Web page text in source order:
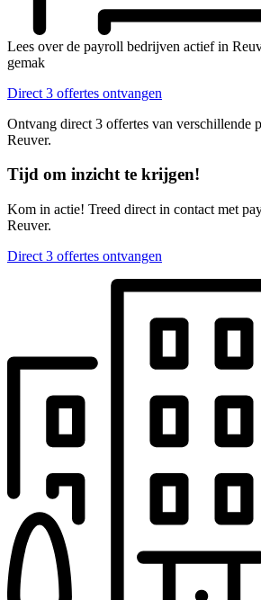
Lees over de payroll bedrijven actief in
gemak
Direct 3 offertes ontvangen
Ontvang direct 3 offertes van verschillende
Reuver.
Tijd om inzicht te krijgen!
Kom in actie! Treed direct in contact met
Reuver.
Direct 3 offertes ontvangen